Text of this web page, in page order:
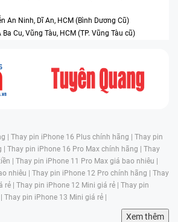
An Ninh, Dĩ An, HCM (Bình Dương Cũ)
Ba Cu, Vũng Tàu, HCM (TP. Vũng Tàu cũ)
| Thay pin iPhone 16 Plus chính hãng | Thay pin
| Thay pin iPhone 16 Pro Max chính hãng | Thay
| Thay pin iPhone 11 Pro Max giá bao nhiêu |
nhiêu | Thay pin iPhone 12 Pro chính hãng | Thay
rẻ | Thay pin iPhone 12 Mini giá rẻ | Thay pin
Thay pin iPhone 13 Mini giá rẻ |
Xem thêm